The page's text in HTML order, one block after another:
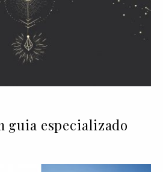
guia especializado